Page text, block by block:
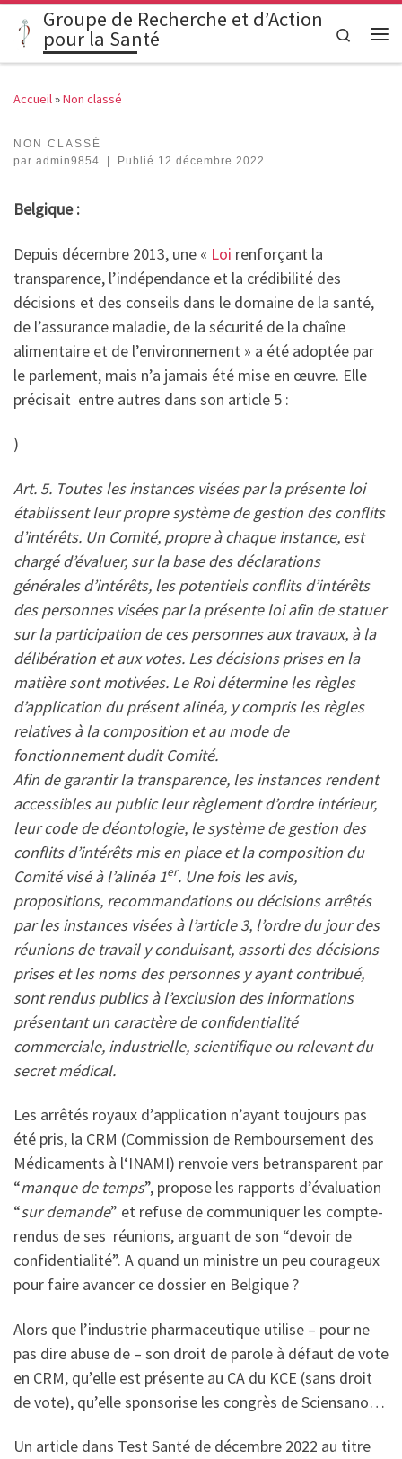
Passer au contenu
Groupe de Recherche et d’Action
pour la Santé
Search
Accueil»Non classé
NON CLASSÉ
par admin9854 Publié 12 décembre 2022
Belgique :
Depuis décembre 2013, une « Loi renforçant la
transparence, l’indépendance et la crédibilité des
décisions et des conseils dans le domaine de la santé,
de l’assurance maladie, de la sécurité de la chaîne
alimentaire et de l’environnement » a été adoptée par
le parlement, mais n’a jamais été mise en œuvre. Elle
précisait entre autres dans son article 5 :
)
Art. 5. Toutes les instances visées par la présente loi
établissent leur propre système de gestion des conflits
d’intérêts. Un Comité, propre à chaque instance, est
chargé d’évaluer, sur la base des déclarations
générales d’intérêts, les potentiels conflits d’intérêts
des personnes visées par la présente loi afin de statuer
sur la participation de ces personnes aux travaux, à la
délibération et aux votes. Les décisions prises en la
matière sont motivées. Le Roi détermine les règles
d’application du présent alinéa, y compris les règles
relatives à la composition et au mode de
fonctionnement dudit Comité.
Afin de garantir la transparence, les instances rendent
accessibles au public leur règlement d’ordre intérieur,
leur code de déontologie, le système de gestion des
conflits d’intérêts mis en place et la composition du
Comité visé à l’alinéa 1er. Une fois les avis,
propositions, recommandations ou décisions arrêtés
par les instances visées à l’article 3, l’ordre du jour des
réunions de travail y conduisant, assorti des décisions
prises et les noms des personnes y ayant contribué,
sont rendus publics à l’exclusion des informations
présentant un caractère de confidentialité
commerciale, industrielle, scientifique ou relevant du
secret médical.
Les arrêtés royaux d’application n’ayant toujours pas
été pris, la CRM (Commission de Remboursement des
Médicaments à l‘INAMI) renvoie vers betransparent par
“manque de temps”, propose les rapports d’évaluation
“sur demande” et refuse de communiquer les compte-
rendus de ses réunions, arguant de son “devoir de
confidentialité”. A quand un ministre un peu courageux
pour faire avancer ce dossier en Belgique ?
Alors que l’industrie pharmaceutique utilise – pour ne
pas dire abuse de – son droit de parole à défaut de vote
en CRM, qu’elle est présente au CA du KCE (sans droit
de vote), qu’elle sponsorise les congrès de Sciensano…
Un article dans Test Santé de décembre 2022 au titre